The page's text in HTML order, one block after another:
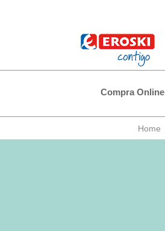
Compra Online
Home